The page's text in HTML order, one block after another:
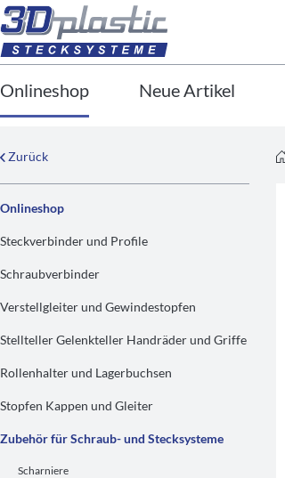
Onlineshop Neue Artikel
Zurück
Onlineshop
Steckverbinder und Profile
Schraubverbinder
Verstellgleiter und Gewindestopfen
Stellteller Gelenkteller Handräder und Griffe
Rollenhalter und Lagerbuchsen
Stopfen Kappen und Gleiter
Zubehör für Schraub- und Stecksysteme
Scharniere